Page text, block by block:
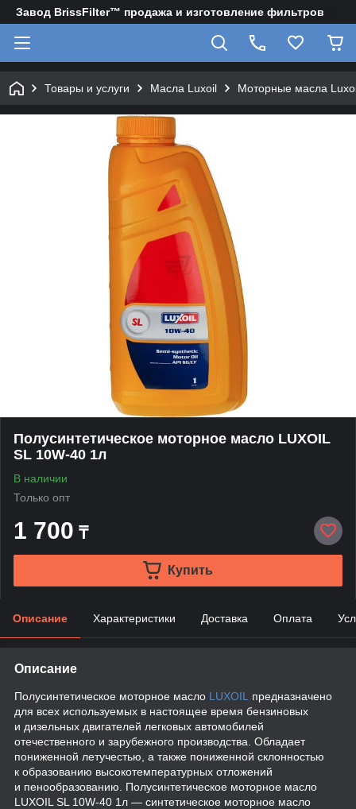
Завод BrissFilter™ продажа и изготовление фильтров
Товары и услуги Масла Luxoil Моторные масла
Полусинтетическое моторное масло LUXOIL
SL 10W-40 1л
В наличии
Только опт
1 700 ₸
Купить
Описание Характеристики Доставка Оплата
Описание
Полусинтетическое моторное масло LUXOIL
предназначено
для всех используемых в настоящее время бензиновых
и дизельных двигателей легковых автомобилей
отечественного и зарубежного производства. Обладает
пониженной летучестью, а также пониженной склонностью
к образованию высокотемпературных отложений
и пенообразованию. Полусинтетическое моторное масло
LUXOIL SL 10W-40 1л — синтетическое моторное масло